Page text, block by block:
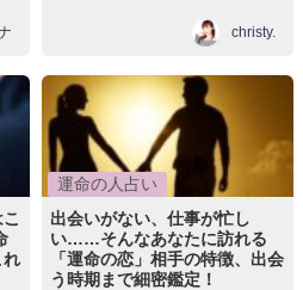
christy.
れ
運命の人占い
出会いがない、仕事が忙し
い……そんなあなたに訪れる
「運命の恋」相手の特徴、出会
う時期まで細密鑑定！